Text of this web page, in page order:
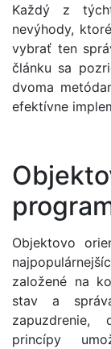
Každý z
nevýhody,
vybrať ten
článku sa
dvoma
efektívne
Objektovo
založené na
stav a
zapuzdrenie,
princípy